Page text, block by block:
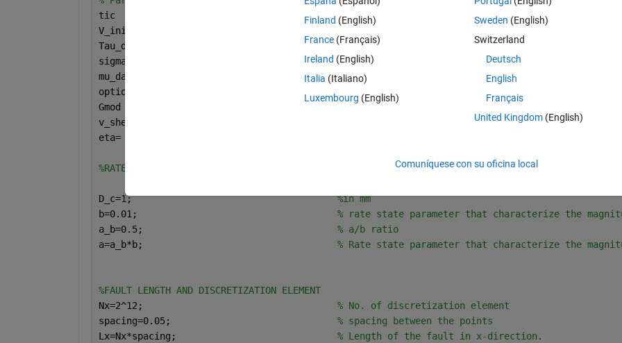
tic
V_init=10e-9;
Tau_dot_inf=10e-2; % Pa/s  remote stressing rate
sigma=100; %Mpa normal stress
mu_dash=11.56; %Gpa rigidity modulus.
options = odeset(
, 1e-6, 'MaxStep'
Gmod = 3e4;
% in MPa
v_shear = 3e9;
eta= 0.5*Gmod/v_shear;
%RATE AND STATE PARAMETERS
D_c=1; %in mm
b=0.01; % rate state parameter that characterize the
a_b=0.5; % a/b ratio
a=a_b*b; % Rate state parameter that characterize the
%FAULT LENGTH AND DISCRETIZATION ELEMENT
Nx=2^12; % No. of discretization element
spacing=0.05; % spacing between the points
Lx=Nx*spacing; % Length of the fault in x-direction.
Finland (English)
France (Français)
Ireland (English)
Italia (Italiano)
Luxembourg (English)
Sweden (English)
Switzerland
Deutsch
English
Français
United Kingdom(English)
Comuníquese con su oficina local